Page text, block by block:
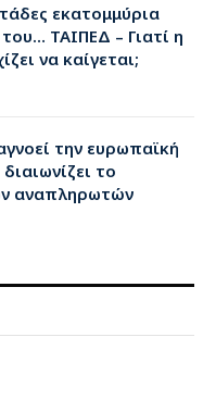
εκατομμύρια
ΤΑΙΠΕΔ – Γιατί η
να καίγεται;
την ευρωπαϊκή
το
αναπληρωτών